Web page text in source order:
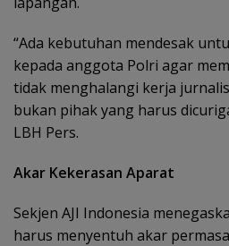
“Ada kebutuhan mendesak
kepada anggota Polri agar
tidak menghalangi kerja
bukan pihak yang harus
LBH Pers.
Akar Kekerasan Aparat
Sekjen AJI Indonesia
harus menyentuh akar